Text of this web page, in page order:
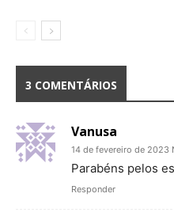
3 COMENTÁRIOS
Vanusa
14 de fevereiro de 2023
Parabéns pelos
Responder